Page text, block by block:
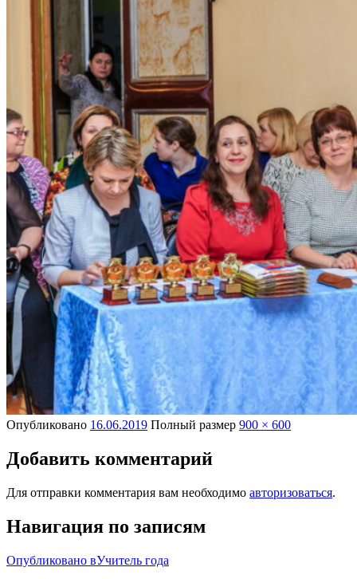
Опубликовано 16.06.2019 Полный размер 900 × 600
Добавить комментарий
Для отправки комментария вам необходимо авторизоваться.
Навигация по записям
Опубликовано вУчитель года